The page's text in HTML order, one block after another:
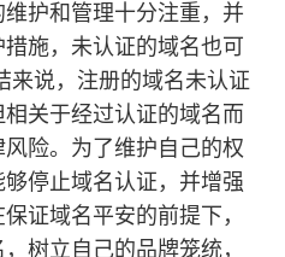
护和管理十分注重，并
施，未认证的域名也可
来说，注册的域名未认证
关于经过认证的域名而
险。为了维护自己的权
停止域名认证，并增强
证域名平安的前提下，
树立自己的品牌笼统，